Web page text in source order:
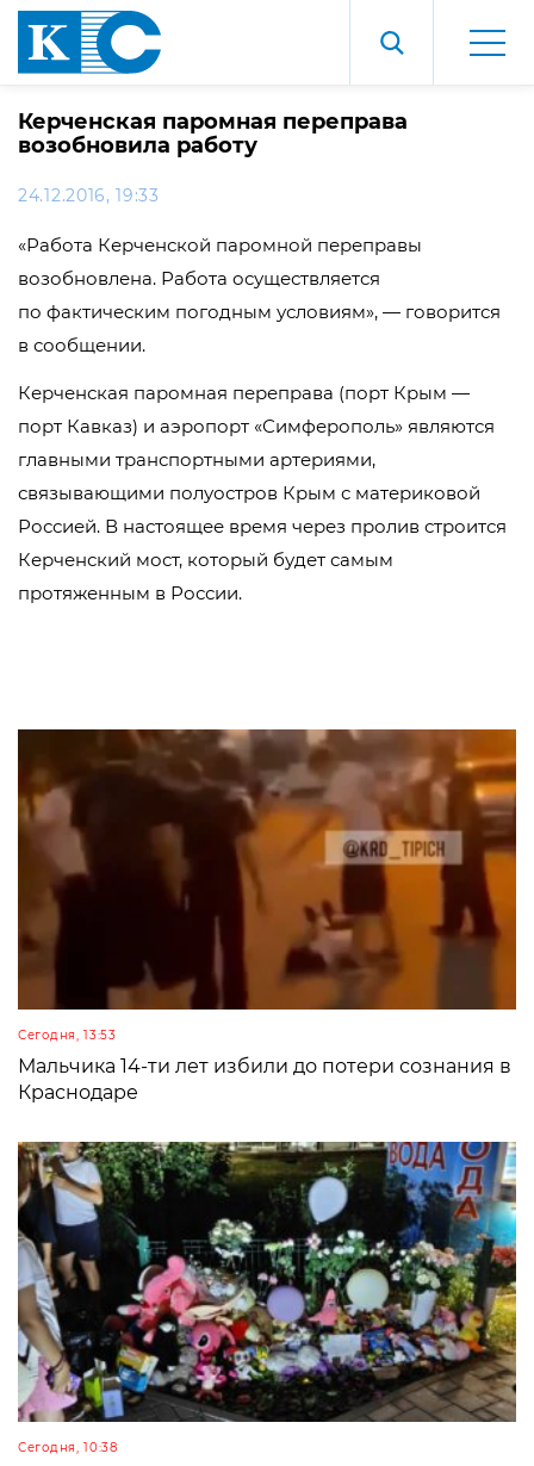
Керченская паромная переправа
возобновила работу
24.12.2016, 19:33
«Работа Керченской паромной переправы
возобновлена. Работа осуществляется
по фактическим погодным условиям», — говорится
в сообщении.
Керченская паромная переправа (порт Крым —
порт Кавказ) и аэропорт «Симферополь» являются
главными транспортными артериями,
связывающими полуостров Крым с материковой
Россией. В настоящее время через пролив строится
Керченский мост, который будет самым
протяженным в России.
Сегодня, 13:53
Мальчика 14-ти лет избили до потери сознания в
Краснодаре
Сегодня, 10:38